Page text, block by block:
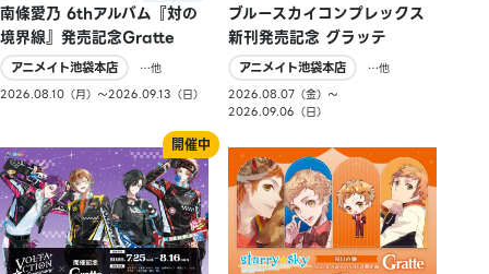
南條愛乃 6thアルバム『対の
境界線』発売記念Gratte
アニメイト池袋本店
…他
2026.08.10（月）〜2026.09.13（日）
ブルースカイコンプレックス
新刊発売記念 グラッテ
アニメイト池袋本店
…他
2026.08.07（金）〜
2026.09.06（日）